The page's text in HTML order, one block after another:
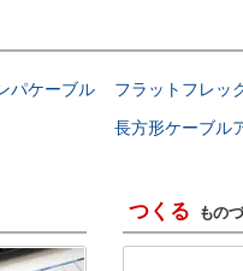
パケーブル フラットフレッ
長方形ケーブル
つくる もの